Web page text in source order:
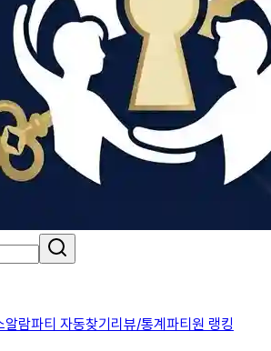
알람파티 자동찾기리뷰/통계파티원 랭킹